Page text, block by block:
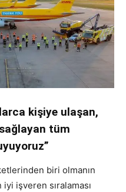
kişiye ulaşan,
tüm
biri olmanın
iyi işveren sıralaması